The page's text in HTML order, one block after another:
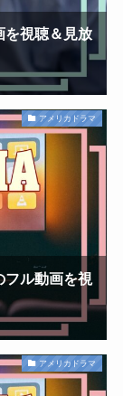
を視聴＆見放
アメリカドラマ
フル動画を視
アメリカドラマ